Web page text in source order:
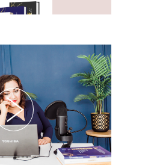
DOSKONALE
TOM I, II, III